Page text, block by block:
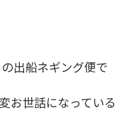
出船ネギング便で
お世話になっている